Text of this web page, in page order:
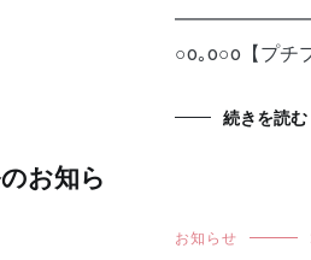
○o｡o○o【プチ
続きを読む
お知ら
お知らせ